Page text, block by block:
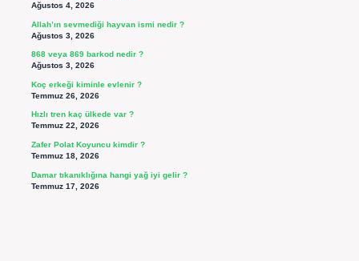
Ağustos 4, 2026
Allah’ın sevmediği hayvan ismi nedir ?
Ağustos 3, 2026
868 veya 869 barkod nedir ?
Ağustos 3, 2026
Koç erkeği kiminle evlenir ?
Temmuz 26, 2026
Hızlı tren kaç ülkede var ?
Temmuz 22, 2026
Zafer Polat Koyuncu kimdir ?
Temmuz 18, 2026
Damar tıkanıklığına hangi yağ iyi gelir ?
Temmuz 17, 2026